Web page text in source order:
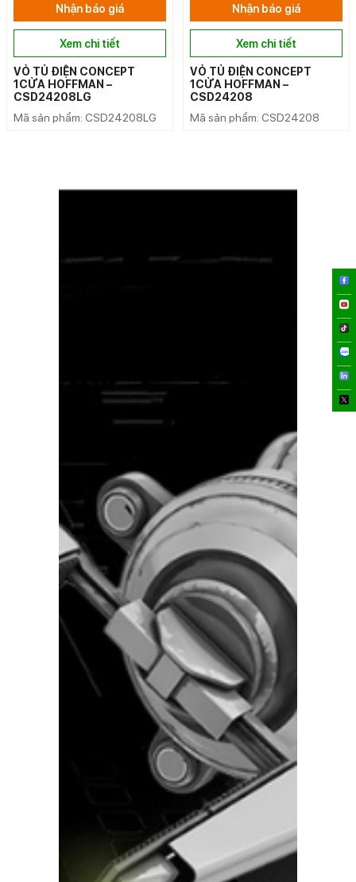
Nhận báo giá
Xem chi tiết
VỎ TỦ ĐIỆN CONCEPT
1CỬA HOFFMAN –
CSD24208LG
Mã sản phẩm: CSD24208LG
Nhận báo giá
Xem chi tiết
VỎ TỦ ĐIỆN CONCEPT
1CỬA HOFFMAN –
CSD24208
Mã sản phẩm: CSD24208